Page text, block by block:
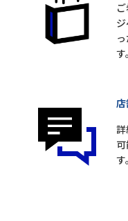
す。
す。